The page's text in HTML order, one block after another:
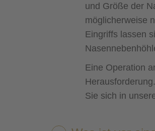
und Größe der
möglicherweise
Eingriffs lassen
Eine Operation
Sie sich in